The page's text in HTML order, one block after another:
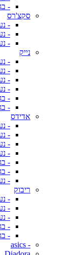
-
סקצ'רס
-
-
-
נייק
-
-
-
-
-
-
אדידס
-
-
-
-
-
-
-
ריבוק
-
-
-
-
-
- asics